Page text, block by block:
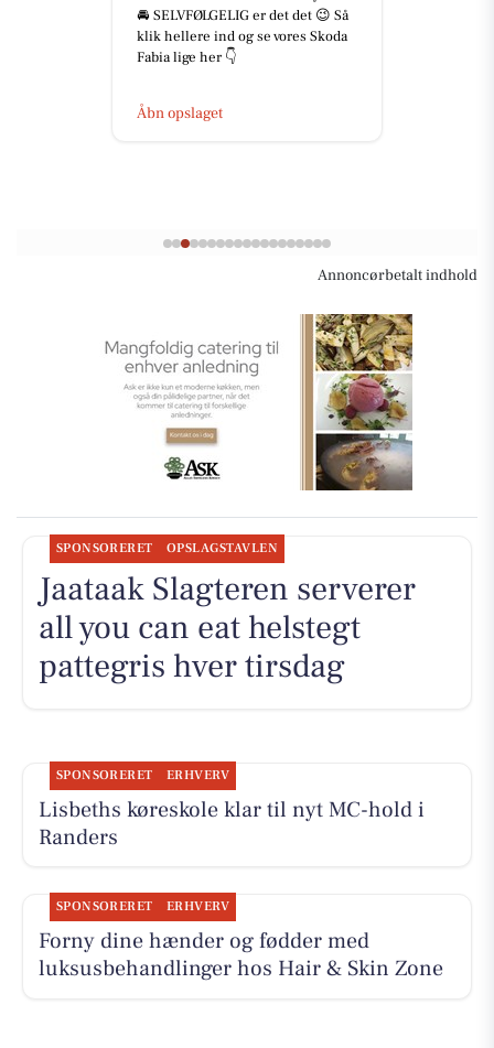
🚘 SELVFØLGELIG er det det 😉 Så
klik hellere ind og se vores Skoda
Fabia lige her 👇
Åbn opslaget
Annoncørbetalt indhold
SPONSORERET OPSLAGSTAVLEN
Jaataak Slagteren serverer
all you can eat helstegt
pattegris hver tirsdag
SPONSORERET ERHVERV
Lisbeths køreskole klar til nyt MC-hold i
Randers
SPONSORERET ERHVERV
Forny dine hænder og fødder med
luksusbehandlinger hos Hair & Skin Zone